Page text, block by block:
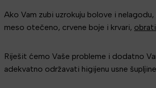
Ako Vam zubi uzrokuju bolove i nelagodu,
meso otečeno, crvene boje i krvari,
Riješit ćemo Vaše probleme i dodatno
adekvatno održavati higijenu usne